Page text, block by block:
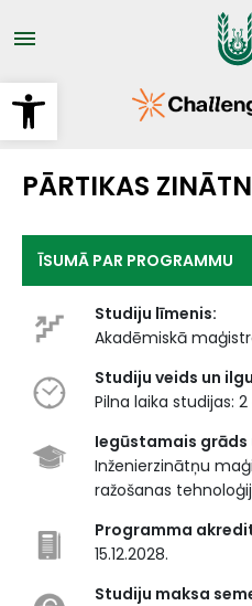
Open toolbar
uz
galveno
PĀRTIKAS
ĪSUMĀ PAR PROGRAMMU
Studiju līmenis:
Akadēmiskā
Studiju veids un
Pilna laika studijas:
Iegūstamais
Inženierzinātņu
ražošanas
Programma
15.12.2028.
Studiju maksa